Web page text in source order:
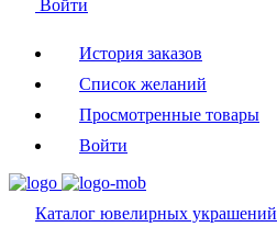
Войти
История заказов
Список желаний
Просмотренные товары
Войти
Каталог ювелирных украшений